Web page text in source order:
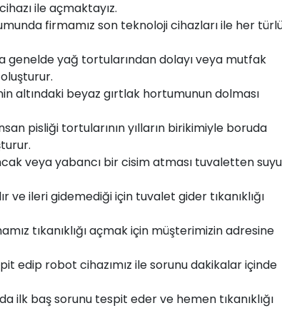
ile açmaktayız.
firmamız son teknoloji cihazları ile her
genelde yağ tortularından dolayı veya mutfak
altındaki beyaz gırtlak hortumunun dolması
pisliği tortularının yılların birikimiyle boruda
veya yabancı bir cisim atması tuvaletten
ileri gidemediği için tuvalet gider tıkanıklığı
tıkanıklığı açmak için müşterimizin adresine
edip robot cihazımız ile sorunu dakikalar içinde
ilk baş sorunu tespit eder ve hemen tıkanıklığı